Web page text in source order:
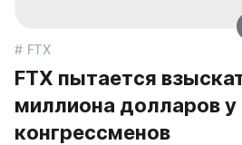
FTX
FTX пытается
миллиона долларов у
конгрессменов